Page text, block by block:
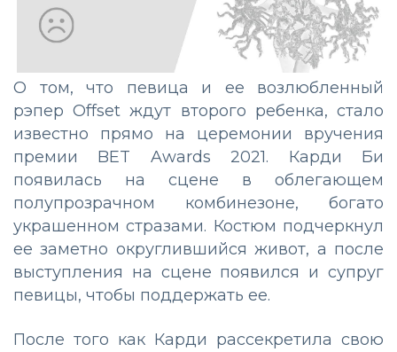
О том, что певица и ее возлюбленный
рэпер Offset ждут второго ребенка, стало
известно прямо на церемонии вручения
премии BET Awards 2021. Карди Би
появилась на сцене в облегающем
полупрозрачном комбинезоне, богато
украшенном стразами. Костюм подчеркнул
ее заметно округлившийся живот, а после
выступления на сцене появился и супруг
певицы, чтобы поддержать ее.
После того как Карди рассекретила свою